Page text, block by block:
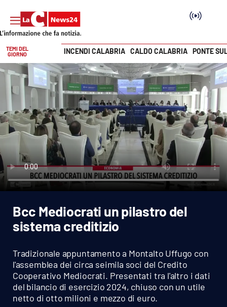
SEZIONI
Cronaca
Politica
Attualità
Economia e lavoro
Italia Mondo
Sport
Cultura
Vai
TEMI DEL
GIORNO
INCENDI CALABRIA CALDO CALABRIA PONTE
Bcc Mediocrati un pilastro del
sistema creditizio
Tradizionale appuntamento a Montalto Uffugo con
l'assemblea dei circa seimila soci del Credito
Cooperativo Mediocrati. Presentati tra l'altro i dati
del bilancio di esercizio 2024, chiuso con un utile
netto di otto milioni e mezzo di euro.